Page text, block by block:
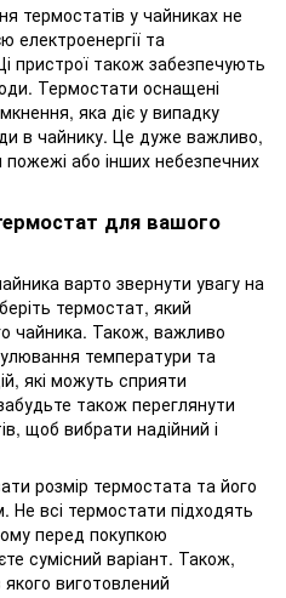
термостатів у чайниках не
та
пристрої також забезпечують
Термостати оснащені
яка діє у випадку
в чайнику. Це дуже важливо,
пожежі або інших небезпечних
для вашого
варто звернути увагу на
термостат, який
чайника. Також, важливо
температури та
які можуть сприяти
також переглянути
щоб вибрати надійний і
розмір термостата та його
Не всі термостати підходять
перед покупкою
сумісний варіант. Також,
якого виготовлений